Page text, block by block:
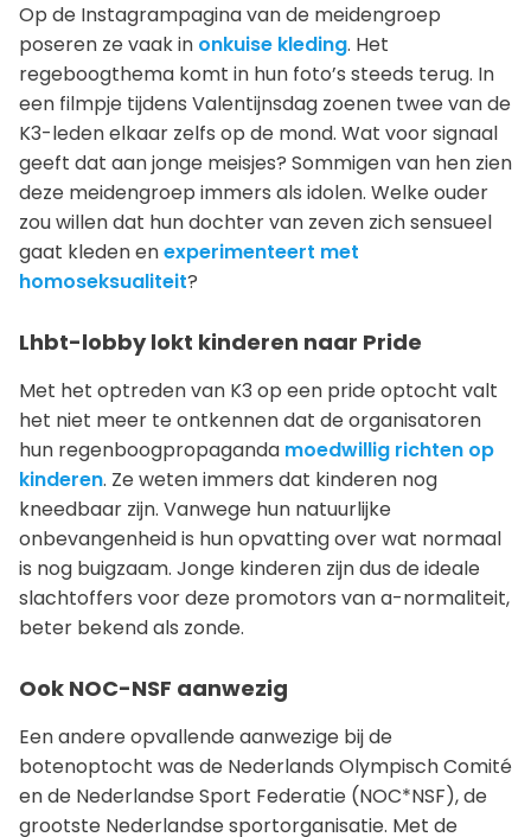
Op de Instagrampagina van de meidengroep
poseren ze vaak in onkuise kleding. Het
regeboogthema komt in hun foto’s steeds terug. In
een filmpje tijdens Valentijnsdag zoenen twee van de
K3-leden elkaar zelfs op de mond. Wat voor signaal
geeft dat aan jonge meisjes? Sommigen van hen zien
deze meidengroep immers als idolen. Welke ouder
zou willen dat hun dochter van zeven zich sensueel
gaat kleden enexperimenteert met
homoseksualiteit?
Lhbt-lobby lokt kinderen naar Pride
Met het optreden van K3 op een pride optocht valt
het niet meer te ontkennen dat de organisatoren
hun regenboogpropaganda moedwillig richten op
kinderen. Ze weten immers dat kinderen nog
kneedbaar zijn. Vanwege hun natuurlijke
onbevangenheid is hun opvatting over wat normaal
is nog buigzaam. Jonge kinderen zijn dus de ideale
slachtoffers voor deze promotors van a-normaliteit,
beter bekend als zonde.
Ook NOC-NSF aanwezig
Een andere opvallende aanwezige bij de
botenoptocht was de Nederlands Olympisch Comité
en de Nederlandse Sport Federatie (NOC*NSF), de
grootste Nederlandse sportorganisatie. Met de